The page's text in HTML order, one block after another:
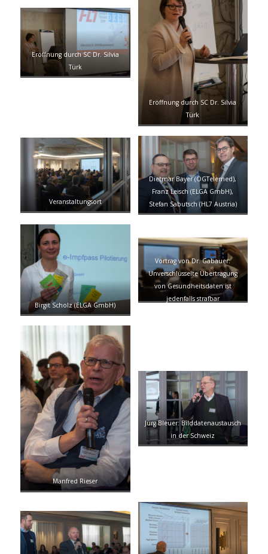
Eröffnung durch SC Dr. Silvia
Türk
Eröffnung durch SC Dr. Silvia
Türk
Veranstaltungsort
Dietmar Bayer (ÖGTelemed),
Franz Leisch (ELGA GmbH),
Stefan Sabutsch (HL7 Austria)
Birgit Scholz (ELGA GmbH)
Vortrag von Dr. Gabauer:
Unverschlüsselte Übertragung
von Gesundheitsdaten ist
jedenfalls strafbar
Manfred Rieser
Jürg Bleuer: Bilddatenaustausch
in der Schweiz